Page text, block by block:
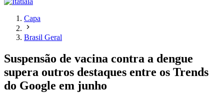
Capa
Brasil Geral
Suspensão de vacina contra a dengue
supera outros destaques entre os Trends
do Google em junho